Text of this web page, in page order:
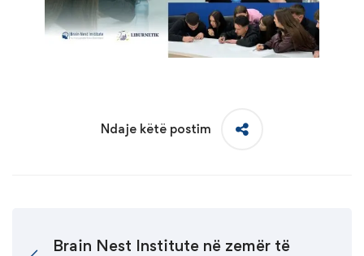
Ndaje këtë postim
Brain Nest Institute në zemër të